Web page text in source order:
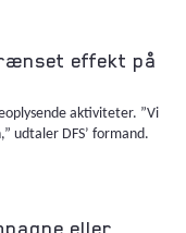
effekt på
aktiviteter. ”Vi
udtaler DFS’ formand.
eller